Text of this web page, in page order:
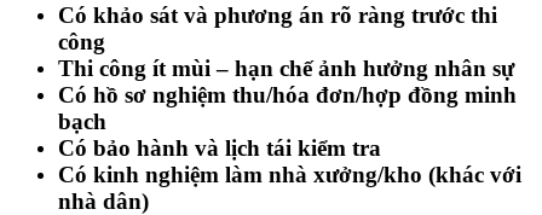
Có khảo sát và phương án rõ ràng trước thi
công
Thi công ít mùi – hạn chế ảnh hưởng nhân sự
Có hồ sơ nghiệm thu/hóa đơn/hợp đồng minh
bạch
Có bảo hành và lịch tái kiểm tra
Có kinh nghiệm làm nhà xưởng/kho (khác với
nhà dân)